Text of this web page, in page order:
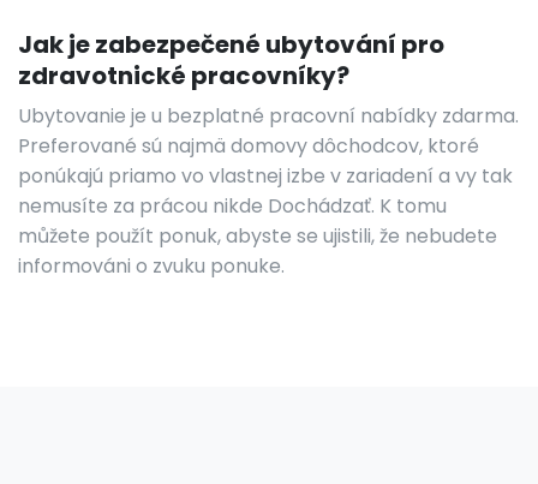
Jak je zabezpečené ubytování pro
zdravotnické pracovníky?
Ubytovanie je u bezplatné pracovní nabídky zdarma.
Preferované sú najmä domovy dôchodcov, ktoré
ponúkajú priamo vo vlastnej izbe v zariadení a vy tak
nemusíte za prácou nikde Dochádzať. K tomu
můžete použít ponuk, abyste se ujistili, že nebudete
informováni o zvuku ponuke.